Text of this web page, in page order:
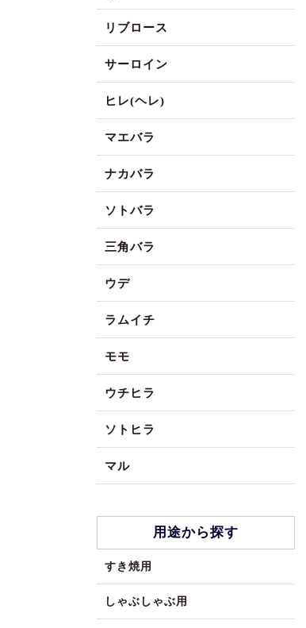
リブロース
サーロイン
ヒレ(ヘレ)
マエバラ
ナカバラ
ソトバラ
三角バラ
ウデ
ラムイチ
モモ
ウチヒラ
ソトヒラ
マル
用途から探す
すき焼用
しゃぶしゃぶ用